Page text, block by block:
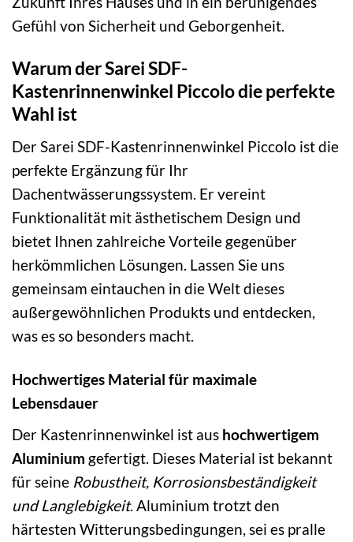
Gefühl von Sicherheit und Geborgenheit.
Warum der Sarei SDF-
Kastenrinnenwinkel Piccolo die perfekte
Wahl ist
Der Sarei SDF-Kastenrinnenwinkel Piccolo ist die
perfekte Ergänzung für Ihr
Dachentwässerungssystem. Er vereint
Funktionalität mit ästhetischem Design und
bietet Ihnen zahlreiche Vorteile gegenüber
herkömmlichen Lösungen. Lassen Sie uns
gemeinsam eintauchen in die Welt dieses
außergewöhnlichen Produkts und entdecken,
was es so besonders macht.
Hochwertiges Material für maximale
Lebensdauer
Der Kastenrinnenwinkel ist aus hochwertigem
Aluminium gefertigt. Dieses Material ist bekannt
für seine Robustheit, Korrosionsbeständigkeit
und Langlebigkeit. Aluminium trotzt den
härtesten Witterungsbedingungen, sei es pralle